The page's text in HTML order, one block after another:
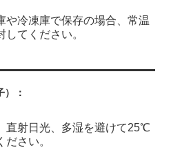
冷凍庫で保存の場合、常温
てください。
：
直射日光、多湿を避けて25℃
ださい。